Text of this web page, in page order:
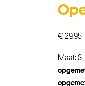
€29,95
Maat: S